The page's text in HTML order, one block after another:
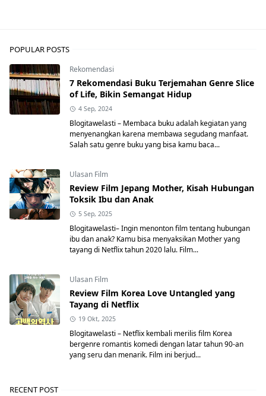
POPULAR POSTS
Rekomendasi
7 Rekomendasi Buku Terjemahan Genre Slice
of Life, Bikin Semangat Hidup
4 Sep, 2024
Blogitawelasti – Membaca buku adalah kegiatan yang
menyenangkan karena membawa segudang manfaat.
Salah satu genre buku yang bisa kamu baca...
Ulasan Film
Review Film Jepang Mother, Kisah Hubungan
Toksik Ibu dan Anak
5 Sep, 2025
Blogitawelasti– Ingin menonton film tentang hubungan
ibu dan anak? Kamu bisa menyaksikan Mother yang
tayang di Netflix tahun 2020 lalu. Film...
Ulasan Film
Review Film Korea Love Untangled yang
Tayang di Netflix
19 Okt, 2025
Blogitawelasti – Netflix kembali merilis film Korea
bergenre romantis komedi dengan latar tahun 90-an
yang seru dan menarik. Film ini berjud...
RECENT POST